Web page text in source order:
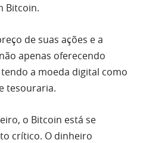
Bitcoin.
de suas ações e a
apenas oferecendo
a moeda digital como
tesouraria.
o Bitcoin está se
crítico. O dinheiro